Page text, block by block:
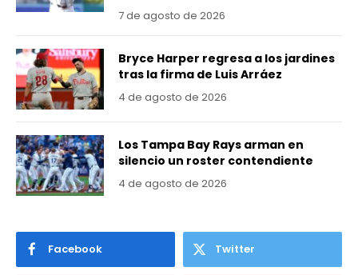
7 de agosto de 2026
Bryce Harper regresa a los jardines
tras la firma de Luis Arráez
4 de agosto de 2026
Los Tampa Bay Rays arman en
silencio un roster contendiente
4 de agosto de 2026
Facebook Twitter